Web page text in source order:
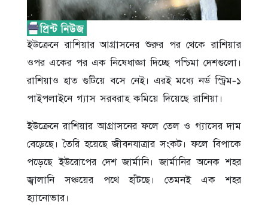
ইউক্রেনে রাশিয়ার আগ্রাসনের শুরুর পর থেকে রাশিয়ার
ওপর একের পর এক নিষেধাজ্ঞা দিচ্ছে পশ্চিমা দেশগুলো।
রাশিয়াও হাত গুটিয়ে বসে নেই। এরই মধ্যে নর্ড স্ট্রিম-১
পাইপলাইনে গ্যাস সরবরাহ কমিয়ে দিয়েছে রাশিয়া।
ইউক্রেনে রাশিয়ার আগ্রাসনের ফলে তেল ও গ্যাসের দাম
বেড়েছে। তৈরি হয়েছে জীবনযাত্রার সংকট। ফলে বিপাকে
পড়েছে ইউরোপের দেশ জার্মানি। জার্মানির অনেক শহর
জ্বালানি সঞ্চয়ের পথে হাঁটছে। তেমনই এক শহর
হ্যানোভার।